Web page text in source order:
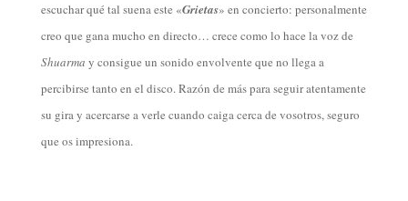
escuchar qué tal suena este «Grietas» en concierto: personalmente
creo que gana mucho en directo… crece como lo hace la voz de
Shuarma y consigue un sonido envolvente que no llega a
percibirse tanto en el disco. Razón de más para seguir atentamente
su gira y acercarse a verle cuando caiga cerca de vosotros, seguro
que os impresiona.